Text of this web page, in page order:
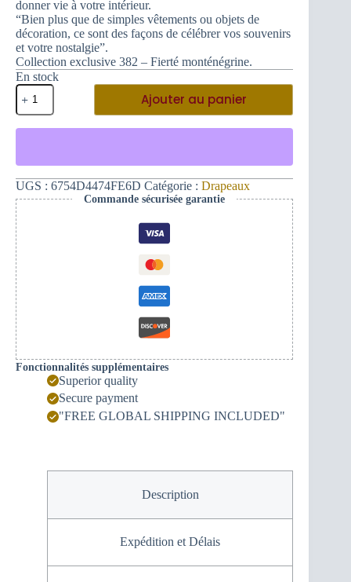
donner vie à votre intérieur.
“Bien plus que de simples vêtements ou objets de
décoration, ce sont des façons de célébrer vos souvenirs
et votre nostalgie”.
Collection exclusive 382 – Fierté monténégrine.
En stock
quantité
de
Drapeau
vertical
Monténégro
éternel
et
main
L
(rouge)
Ajouter au panier
UGS : 6754D4474FE6D Catégorie : Drapeaux
Commande sécurisée garantie
Fonctionnalités supplémentaires
Superior quality
Secure payment
"FREE GLOBAL SHIPPING INCLUDED"
Description
Expédition et Délais